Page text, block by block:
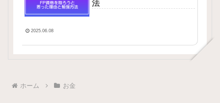
法
2025.06.08
ホーム お金